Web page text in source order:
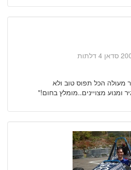
מעולה הכל תפוס טוב ולא
ומנוע מצויינים..מומלץ בחום!"